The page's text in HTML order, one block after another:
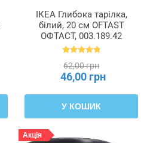
ІКЕА Глибока тарілка,
білий, 20 см OFTAST
ОФТАСТ, 003.189.42
62,00 грн
46,00 грн
У КОШИК
Акція